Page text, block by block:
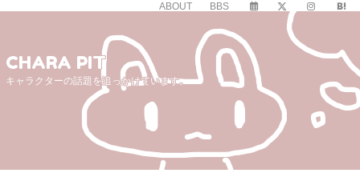
ABOUT BBS
CHARA PIT
キャラクターの話題を追っかけています。